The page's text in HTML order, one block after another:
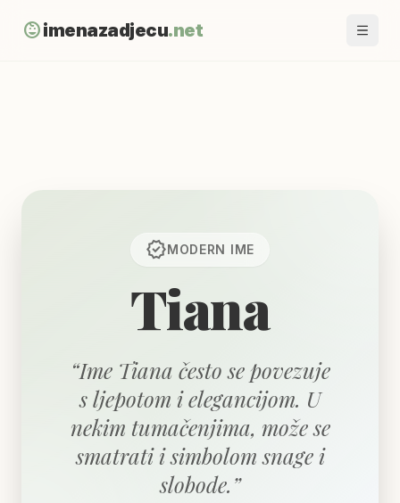
child_careimenazadjecu.net
verifiedMODERN IME
Tiana
“Ime Tiana često se povezuje
s ljepotom i elegancijom. U
nekim tumačenjima, može se
smatrati i simbolom snage i
slobode.”